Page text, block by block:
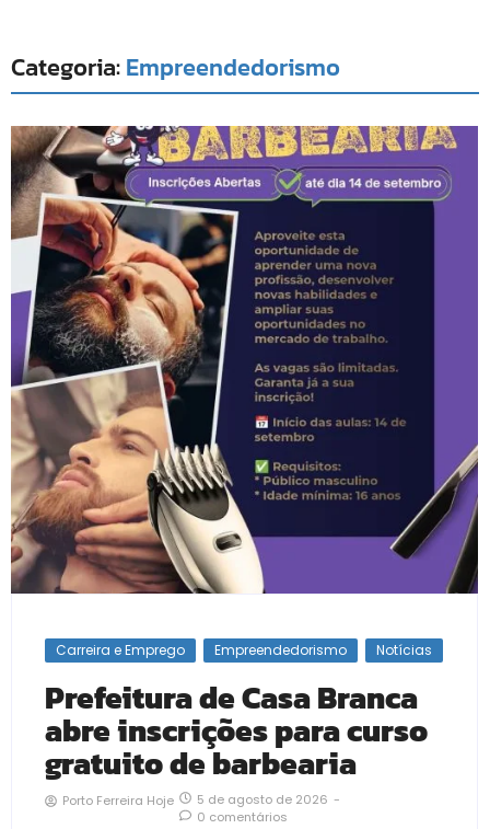
Categoria:Empreendedorismo
Carreira e Emprego Empreendedorismo Notícias
Prefeitura de Casa Branca
abre inscrições para curso
gratuito de barbearia
Porto Ferreira Hoje 5 de agosto de 2026 -
0 comentários